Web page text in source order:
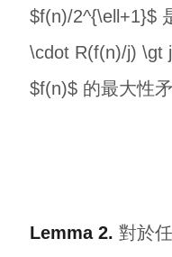
$f(n)/2^{\ell+1}$
\cdot R(f(n)/j) \gt
$f(n)$ 的最大性矛
Lemma 2. 對於